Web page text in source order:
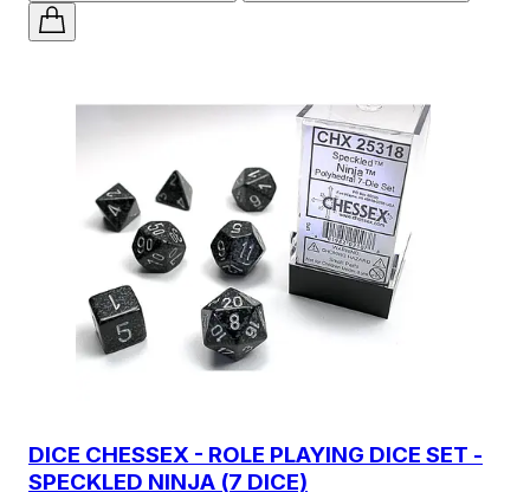
DICE CHESSEX - ROLE PLAYING DICE SET -
SPECKLED NINJA (7 DICE)